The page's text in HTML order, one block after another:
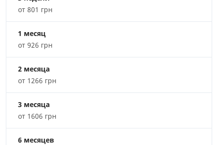
от 801 грн
1 месяц
от 926 грн
2 месяца
от 1266 грн
3 месяца
от 1606 грн
6 месяцев